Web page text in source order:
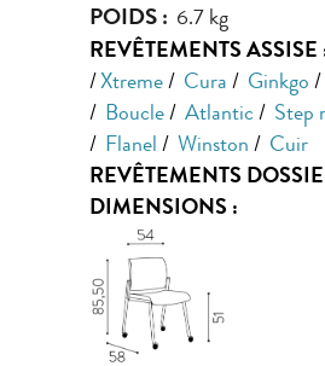
POIDS : 6.7 kg
REVÊTEMENTS ASSISE
/ Xtreme / Cura / Ginkgo /
/ Boucle / Atlantic / Step
/ Flanel / Winston / Cuir
REVÊTEMENTS
DIMENSIONS :